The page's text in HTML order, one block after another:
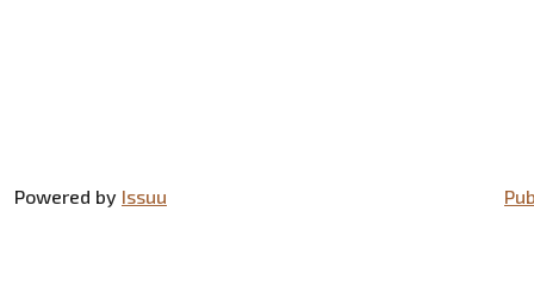
Powered by Issuu